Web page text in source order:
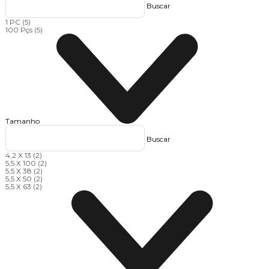
Buscar
1 PC (5)
100 Pçs (5)
Tamanho
Buscar
4,2 X 13 (2)
5,5 X 100 (2)
5,5 X 38 (2)
5,5 X 50 (2)
5,5 X 63 (2)